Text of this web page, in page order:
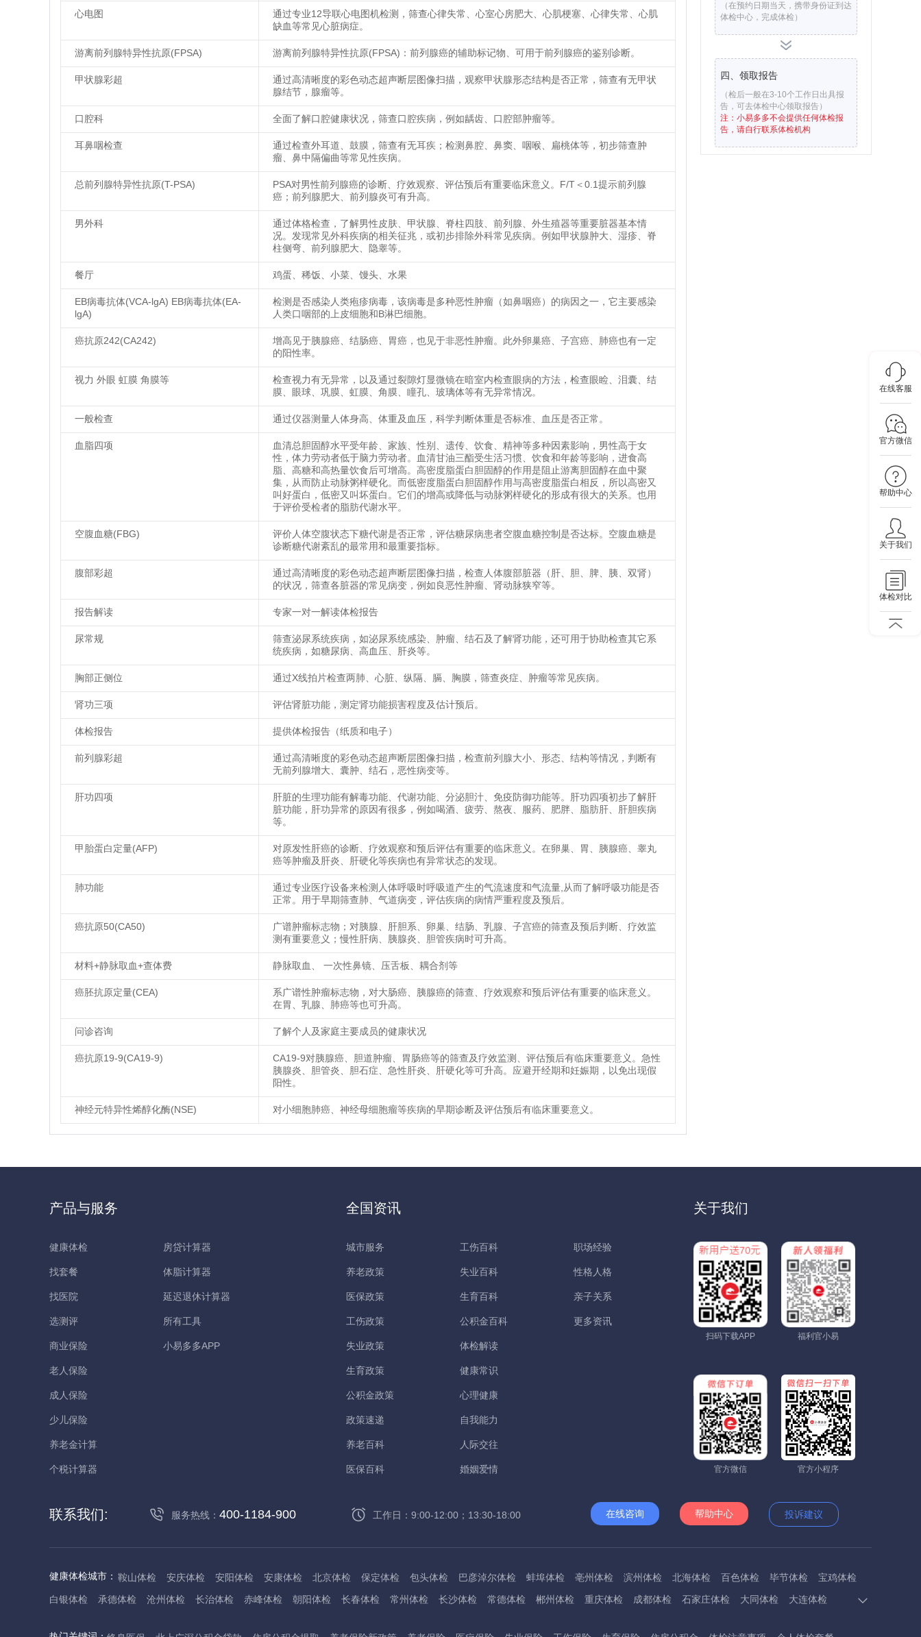
在线客服
官方微信
帮助中心
关于我们
体检对比
心电图
通过专业12导联心电图机检测，筛查心律失常、心室心房肥大、心肌梗塞、心律失常、心肌
缺血等常见心脏病症。
游离前列腺特异性抗原(FPSA) 游离前列腺特异性抗原(FPSA)：前列腺癌的辅助标记物、可用于前列腺癌的鉴别诊断。
甲状腺彩超
通过高清晰度的彩色动态超声断层图像扫描，观察甲状腺形态结构是否正常，筛查有无甲状
腺结节，腺瘤等。
口腔科 全面了解口腔健康状况，筛查口腔疾病，例如龋齿、口腔部肿瘤等。
耳鼻咽检查
通过检查外耳道、鼓膜，筛查有无耳疾；检测鼻腔、鼻窦、咽喉、扁桃体等，初步筛查肿
瘤、鼻中隔偏曲等常见性疾病。
总前列腺特异性抗原(T-PSA)
PSA对男性前列腺癌的诊断、疗效观察、评估预后有重要临床意义。F/T＜0.1提示前列腺
癌；前列腺肥大、前列腺炎可有升高。
男外科
通过体格检查，了解男性皮肤、甲状腺、脊柱四肢、前列腺、外生殖器等重要脏器基本情
况。发现常见外科疾病的相关征兆，或初步排除外科常见疾病。例如甲状腺肿大、湿疹、脊
柱侧弯、前列腺肥大、隐睾等。
餐厅 鸡蛋、稀饭、小菜、馒头、水果
EB病毒抗体(VCA-lgA) EB病毒抗体(EA-
lgA)
检测是否感染人类疱疹病毒，该病毒是多种恶性肿瘤（如鼻咽癌）的病因之一，它主要感染
人类口咽部的上皮细胞和B淋巴细胞。
癌抗原242(CA242)
增高见于胰腺癌、结肠癌、胃癌，也见于非恶性肿瘤。此外卵巢癌、子宫癌、肺癌也有一定
的阳性率。
视力 外眼 虹膜 角膜等
检查视力有无异常，以及通过裂隙灯显微镜在暗室内检查眼病的方法，检查眼睑、泪囊、结
膜、眼球、巩膜、虹膜、角膜、瞳孔、玻璃体等有无异常情况。
一般检查 通过仪器测量人体身高、体重及血压，科学判断体重是否标准、血压是否正常。
血脂四项
血清总胆固醇水平受年龄、家族、性别、遗传、饮食、精神等多种因素影响，男性高于女
性，体力劳动者低于脑力劳动者。血清甘油三酯受生活习惯、饮食和年龄等影响，进食高
脂、高糖和高热量饮食后可增高。高密度脂蛋白胆固醇的作用是阻止游离胆固醇在血中聚
集，从而防止动脉粥样硬化。而低密度脂蛋白胆固醇作用与高密度脂蛋白相反，所以高密又
叫好蛋白，低密又叫坏蛋白。它们的增高或降低与动脉粥样硬化的形成有很大的关系。也用
于评价受检者的脂肪代谢水平。
空腹血糖(FBG)
评价人体空腹状态下糖代谢是否正常，评估糖尿病患者空腹血糖控制是否达标。空腹血糖是
诊断糖代谢紊乱的最常用和最重要指标。
腹部彩超
通过高清晰度的彩色动态超声断层图像扫描，检查人体腹部脏器（肝、胆、脾、胰、双肾）
的状况，筛查各脏器的常见病变，例如良恶性肿瘤、肾动脉狭窄等。
报告解读 专家一对一解读体检报告
尿常规
筛查泌尿系统疾病，如泌尿系统感染、肿瘤、结石及了解肾功能，还可用于协助检查其它系
统疾病，如糖尿病、高血压、肝炎等。
胸部正侧位 通过X线拍片检查两肺、心脏、纵隔、膈、胸膜，筛查炎症、肿瘤等常见疾病。
肾功三项 评估肾脏功能，测定肾功能损害程度及估计预后。
体检报告 提供体检报告（纸质和电子）
前列腺彩超
通过高清晰度的彩色动态超声断层图像扫描，检查前列腺大小、形态、结构等情况，判断有
无前列腺增大、囊肿、结石，恶性病变等。
肝功四项
肝脏的生理功能有解毒功能、代谢功能、分泌胆汁、免疫防御功能等。肝功四项初步了解肝
脏功能，肝功异常的原因有很多，例如喝酒、疲劳、熬夜、服药、肥胖、脂肪肝、肝胆疾病
等。
甲胎蛋白定量(AFP)
对原发性肝癌的诊断、疗效观察和预后评估有重要的临床意义。在卵巢、胃、胰腺癌、睾丸
癌等肿瘤及肝炎、肝硬化等疾病也有异常状态的发现。
肺功能
通过专业医疗设备来检测人体呼吸时呼吸道产生的气流速度和气流量,从而了解呼吸功能是否
正常。用于早期筛查肺、气道病变，评估疾病的病情严重程度及预后。
癌抗原50(CA50)
广谱肿瘤标志物；对胰腺、肝胆系、卵巢、结肠、乳腺、子宫癌的筛查及预后判断、疗效监
测有重要意义；慢性肝病、胰腺炎、胆管疾病时可升高。
材料+静脉取血+查体费 静脉取血、 一次性鼻镜、压舌板、耦合剂等
癌胚抗原定量(CEA)
系广谱性肿瘤标志物，对大肠癌、胰腺癌的筛查、疗效观察和预后评估有重要的临床意义。
在胃、乳腺、肺癌等也可升高。
问诊咨询 了解个人及家庭主要成员的健康状况
癌抗原19-9(CA19-9)
CA19-9对胰腺癌、胆道肿瘤、胃肠癌等的筛查及疗效监测、评估预后有临床重要意义。急性
胰腺炎、胆管炎、胆石症、急性肝炎、肝硬化等可升高。应避开经期和妊娠期，以免出现假
阳性。
神经元特异性烯醇化酶(NSE) 对小细胞肺癌、神经母细胞瘤等疾病的早期诊断及评估预后有临床重要意义。
（在预约日期当天，携带身份证到达
体检中心，完成体检）
四、领取报告
（检后一般在3-10个工作日出具报
告，可去体检中心领取报告）
注：小易多多不会提供任何体检报
告，请自行联系体检机构
产品与服务
健康体检
找套餐
找医院
选测评
商业保险
老人保险
成人保险
少儿保险
养老金计算
个税计算器
房贷计算器
体脂计算器
延迟退休计算器
所有工具
小易多多APP
全国资讯
城市服务
养老政策
医保政策
工伤政策
失业政策
生育政策
公积金政策
政策速递
养老百科
医保百科
工伤百科
失业百科
生育百科
公积金百科
体检解读
健康常识
心理健康
自我能力
人际交往
婚姻爱情
职场经验
性格人格
亲子关系
更多资讯
关于我们
扫码下载APP 福利官小易
官方微信 官方小程序
联系我们: 服务热线： 400-1184-900 工作日：9:00-12:00；13:30-18:00 在线咨询 帮助中心 投诉建议
健康体检城市： 鞍山体检 安庆体检 安阳体检 安康体检 北京体检 保定体检 包头体检 巴彦淖尔体检 蚌埠体检 亳州体检 滨州体检 北海体检 百色体检 毕节体检
宝鸡体检
白银体检
承德体检 沧州体检 长治体检 赤峰体检 朝阳体检 长春体检 常州体检 长沙体检 常德体检 郴州体检 重庆体检 成都体检 石家庄体检 大同体检
大连体检